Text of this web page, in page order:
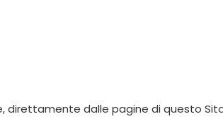
dalle pagine di questo